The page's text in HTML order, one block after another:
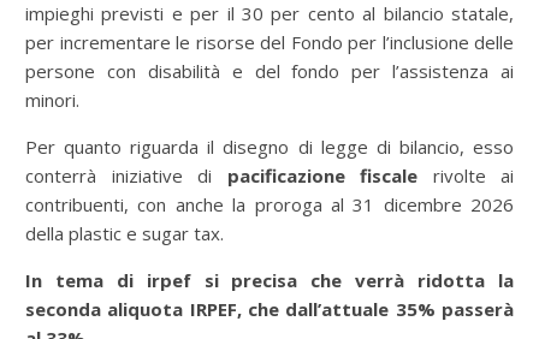
impieghi previsti e per il 30 per cento al bilancio statale,
per incrementare le risorse del Fondo per l’inclusione delle
persone con disabilità e del fondo per l’assistenza ai
minori.
Per quanto riguarda il disegno di legge di bilancio, esso
conterrà iniziative di pacificazione fiscale rivolte ai
contribuenti, con anche la proroga al 31 dicembre 2026
della plastic e sugar tax.
In tema di irpef si precisa che verrà ridotta la
seconda aliquota IRPEF, che dall’attuale 35% passerà